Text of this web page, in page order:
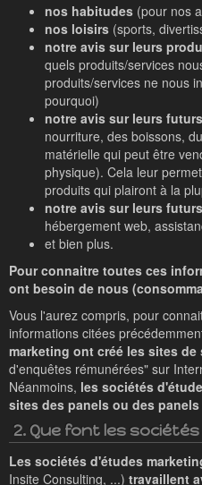
nos habitudes (pour nos
nos loisirs (sports,
notre avis sur leurs
quels produits/services
produits/services ne nous
pourquoi)
notre avis sur leurs
nourriture, des boissons,
matérielle qui peut être
physique). Cela leur
produits qui plairont à la
notre avis sur leurs
hébergement web,
et bien plus.
Pour connaitre toutes ces
ont besoin de nous
Vous l'aurez compris, pour
informations citées
marketing ont créé les sites de
d'enquêtes rémunérées" sur
Néanmoins, les sociétés
sites des panels ou des
2. Que font les
Les sociétés d'études
Insite Consulting, ...) travaillent